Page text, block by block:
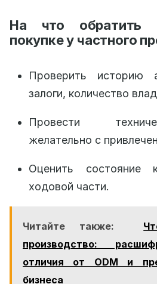
На что обратить
покупке у частного
Проверить историю
залоги, количество
Провести
желательно с
Оценить состояние
ходовой части.
Читайте также:
производство:
отличия от ODM и
бизнеса